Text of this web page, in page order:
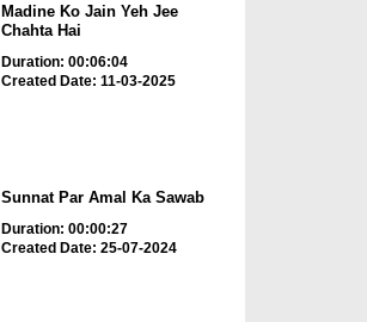
Madine Ko Jain Yeh Jee
Chahta Hai
Duration: 00:06:04
Created Date: 11-03-2025
Sunnat Par Amal Ka Sawab
Duration: 00:00:27
Created Date: 25-07-2024